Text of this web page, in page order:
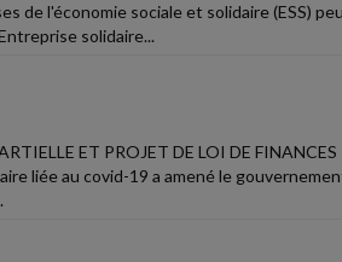
de l'économie sociale et solidaire (ESS)
solidaire...
ET PROJET DE LOI DE FINANCES
liée au covid-19 a amené le